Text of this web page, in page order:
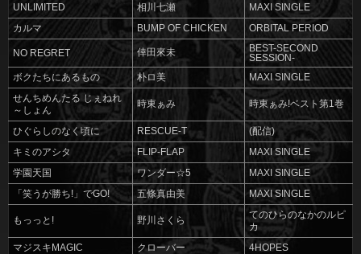
UNLIMITED 相川七瀬 MAXI SINGLE
カルマ BUMP OF CHICKEN ORBITAL PERIOD
NO REGRET 倖田來未
BEST-SECOND
SESSION-
ボクたちにあるもの
朴ロ美 MAXI SINGLE
せんちめんたる じぇねれ
～しょん
時東ぁみ 時東ぁみ!ベスト第1巻
ひぐらしのなく頃に RESCUE-T (配信)
キミのアシタ FLIP-FLAP MAXI SINGLE
学園天国 ワンダー☆5 MAXI SINGLE
「笑うが勝ち!」でGO! 五條真由美 MAXI SINGLE
もっっと! 野川さくら
てのひらのなかのルピ
カ
マジスキMAGIC クローバー 4HOPES